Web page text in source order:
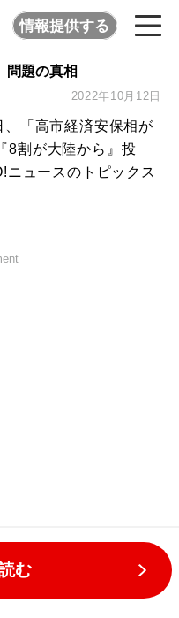
情報提供する
問題の真相
2022年10月12日
「高市経済安保相が
8割が大陸から』投
ニュースのトピックス
む